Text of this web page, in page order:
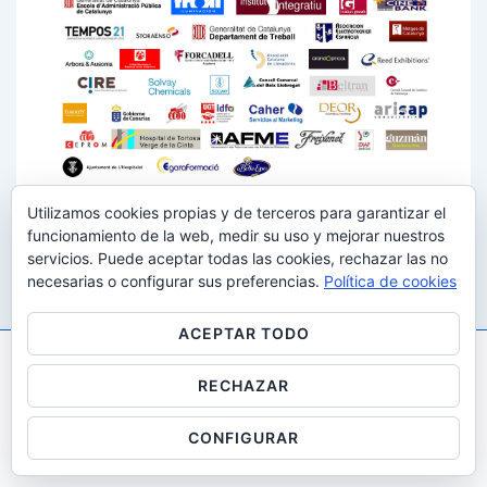
Gestalt i desenvolupaMENT: All Rights
Reserved| Funciona conTema Responsive
Utilizamos cookies propias y de terceros para garantizar el
funcionamiento de la web, medir su uso y mejorar nuestros
servicios. Puede aceptar todas las cookies, rechazar las no
necesarias o configurar sus preferencias. Política de cookies
ACEPTAR TODO
RECHAZAR
CONFIGURAR